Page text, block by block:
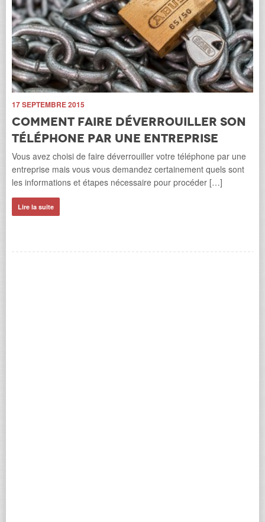
17 SEPTEMBRE 2015
Comment faire déverrouiller son
téléphone par une entreprise
Vous avez choisi de faire déverrouiller votre téléphone par une
entreprise mais vous vous demandez certainement quels sont
les informations et étapes nécessaire pour procéder […]
Lire la suite